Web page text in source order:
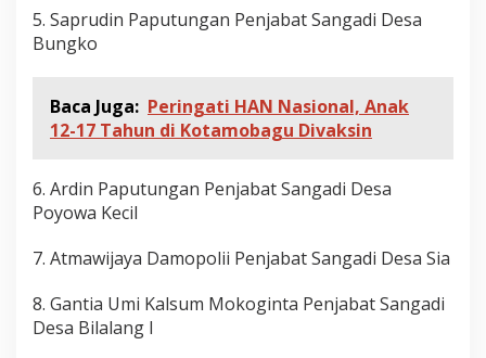
5. Saprudin Paputungan Penjabat Sangadi Desa
Bungko
Baca Juga: Peringati HAN Nasional, Anak
12-17 Tahun di Kotamobagu Divaksin
6. Ardin Paputungan Penjabat Sangadi Desa
Poyowa Kecil
7. Atmawijaya Damopolii Penjabat Sangadi Desa Sia
8. Gantia Umi Kalsum Mokoginta Penjabat Sangadi
Desa Bilalang I